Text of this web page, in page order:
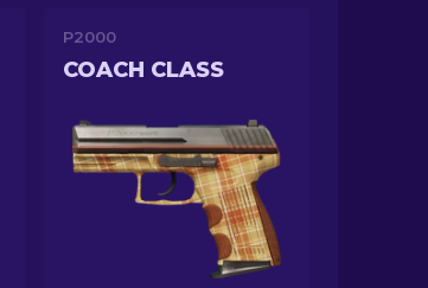
P2000
COACH CLASS